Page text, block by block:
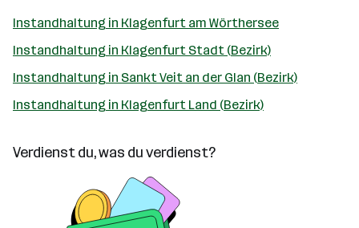
Instandhaltung in Klagenfurt am Wörthersee
Instandhaltung in Klagenfurt Stadt (Bezirk)
Instandhaltung in Sankt Veit an der Glan (Bezirk)
Instandhaltung in Klagenfurt Land (Bezirk)
Verdienst du, was du verdienst?